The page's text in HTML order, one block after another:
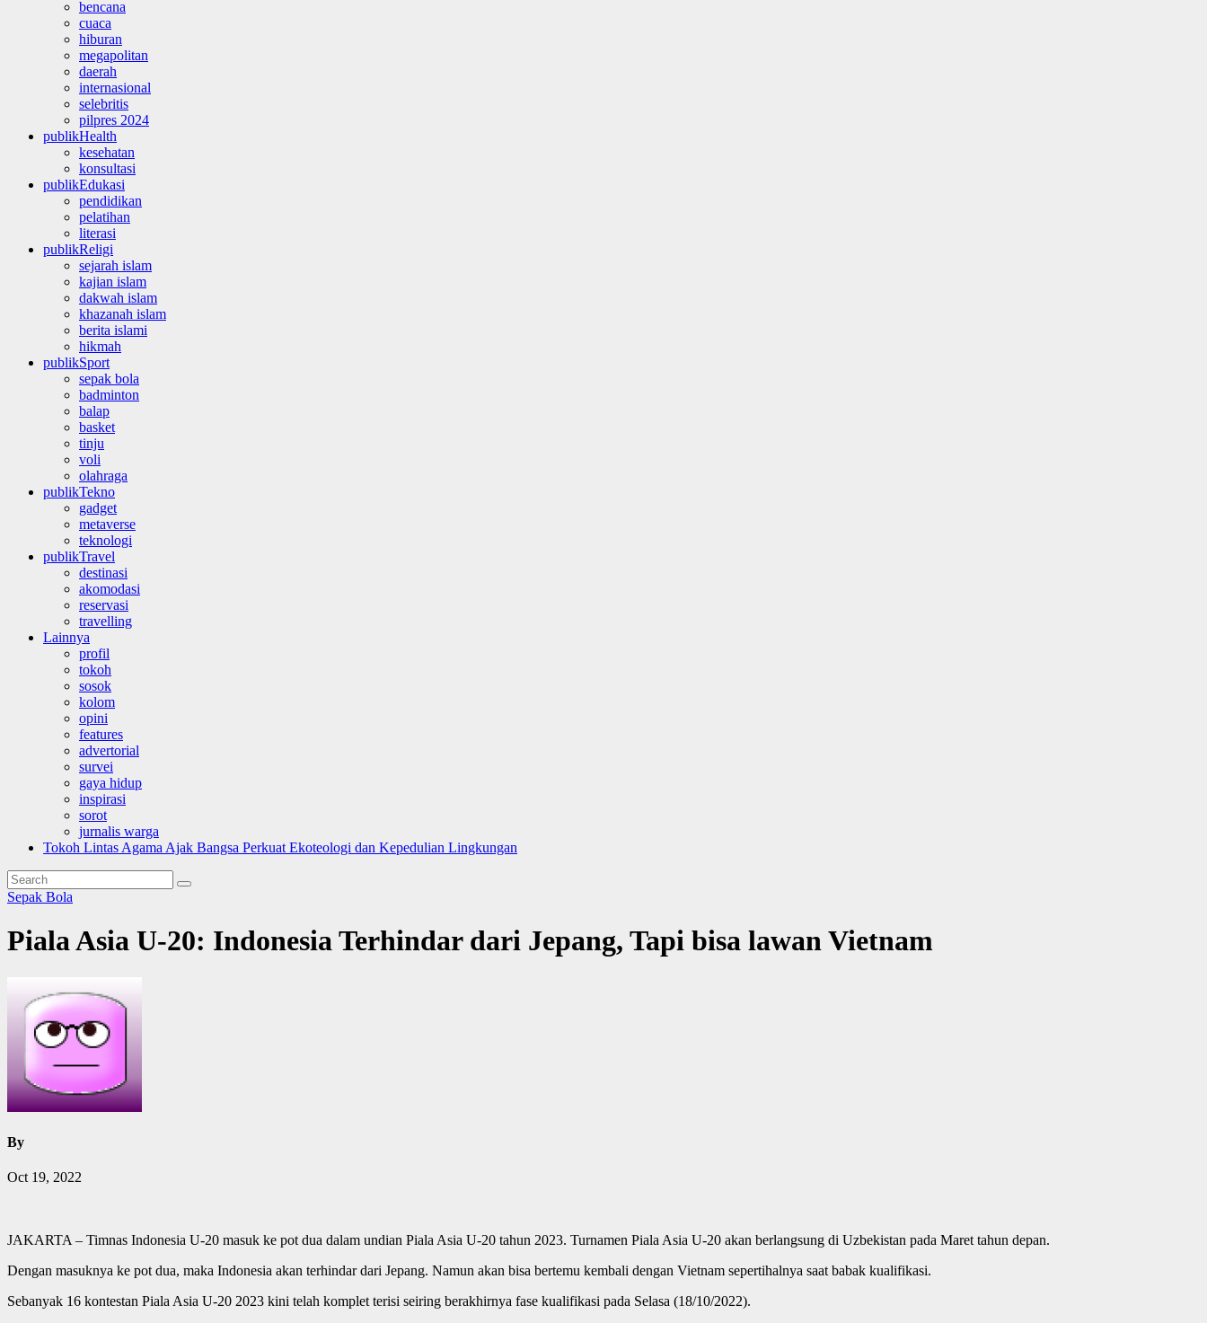
bencana
cuaca
hiburan
megapolitan
daerah
internasional
selebritis
pilpres 2024
publikHealth
kesehatan
konsultasi
publikEdukasi
pendidikan
pelatihan
literasi
publikReligi
sejarah islam
kajian islam
dakwah islam
khazanah islam
berita islami
hikmah
publikSport
sepak bola
badminton
balap
basket
tinju
voli
olahraga
publikTekno
gadget
metaverse
teknologi
publikTravel
destinasi
akomodasi
reservasi
travelling
Lainnya
profil
tokoh
sosok
kolom
opini
features
advertorial
survei
gaya hidup
inspirasi
sorot
jurnalis warga
Tokoh Lintas Agama Ajak Bangsa Perkuat Ekoteologi dan Kepedulian Lingkungan
Sepak Bola
Piala Asia U-20: Indonesia Terhindar dari Jepang, Tapi bisa lawan Vietnam
By
Oct 19, 2022
JAKARTA – Timnas Indonesia U-20 masuk ke pot dua dalam undian Piala Asia U-20 tahun 2023. Turnamen Piala Asia U-20 akan berlangsung di Uzbekistan pada Maret tahun depan.
Dengan masuknya ke pot dua, maka Indonesia akan terhindar dari Jepang. Namun akan bisa bertemu kembali dengan Vietnam sepertihalnya saat babak kualifikasi.
Sebanyak 16 kontestan Piala Asia U-20 2023 kini telah komplet terisi seiring berakhirnya fase kualifikasi pada Selasa (18/10/2022).